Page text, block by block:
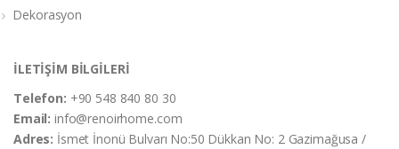
Dekorasyon
İLETİŞİM BİLGİLERİ
Telefon: +90 548 840 80 30
Email:info@renoirhome.com
Adres: İsmet İnonü Bulvarı No:50 Dükkan No: 2 Gazimağusa /